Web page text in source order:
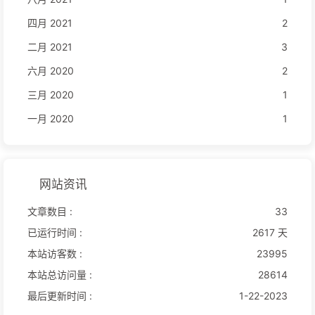
四月 2021
2
二月 2021
3
六月 2020
2
三月 2020
1
一月 2020
1
网站资讯
文章数目 :
33
已运行时间 :
2617 天
本站访客数 :
23995
本站总访问量 :
28614
最后更新时间 :
1-22-2023